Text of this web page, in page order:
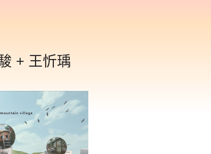
+ 王忻瑀